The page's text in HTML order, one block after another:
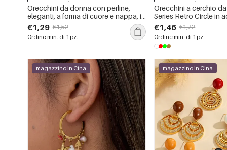
Orecchini da donna con perline,
eleganti, a forma di cuore e nappa, in
acciaio inossidabile impermeabile
color oro, serie Romantic Series.
€1,29 €1,52
Ordine min. di 1 pz.
Orecchini a cerchio
Series Retro Circle in
inossidabile
€1,46 €1,72
Ordine min. di 1 pz.
magazzino in Cina magazzino in Cina